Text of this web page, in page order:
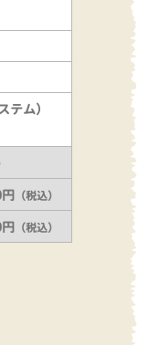
ム）
（税込）
（税込）